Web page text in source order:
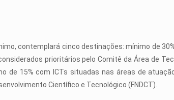
contemplará cinco destinações: mínimo de
prioritários pelo Comitê da Área de
de 15% com ICTs situadas nas áreas de
Científico e Tecnológico (FNDCT).